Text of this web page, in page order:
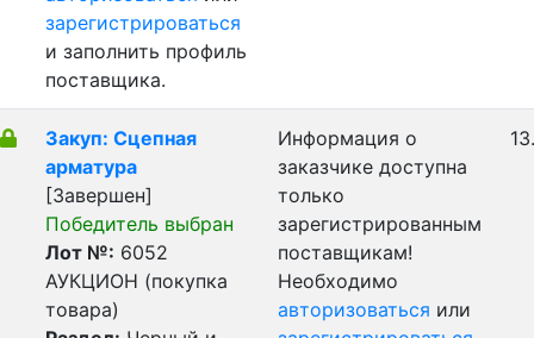
зарегистрироваться
и заполнить профиль
поставщика.
Закуп: Сцепная
арматура
[Завершен]
Победитель выбран
Лот №: 6052
АУКЦИОН (покупка
товара)
Информация о
заказчике доступна
только
зарегистрированным
поставщикам!
Необходимо
авторизоваться или